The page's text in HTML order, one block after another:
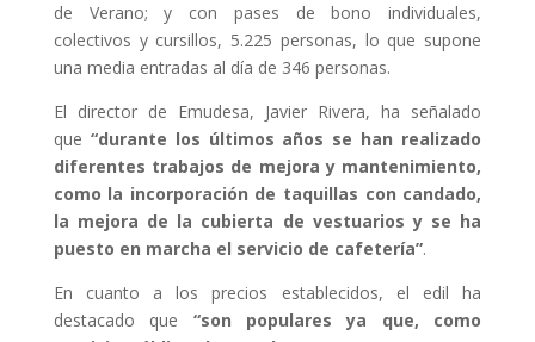
de Verano; y con pases de bono individuales,
colectivos y cursillos, 5.225 personas, lo que supone
una media entradas al día de 346 personas.
El director de Emudesa, Javier Rivera, ha señalado
que “durante los últimos años se han realizado
diferentes trabajos de mejora y mantenimiento,
como la incorporación de taquillas con candado,
la mejora de la cubierta de vestuarios y se ha
puesto en marcha el servicio de cafetería”.
En cuanto a los precios establecidos, el edil ha
destacado que “son populares ya que, como